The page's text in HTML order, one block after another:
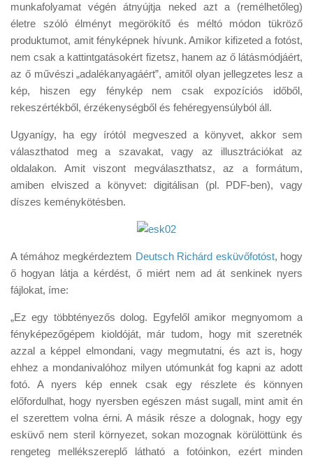
munkafolyamat végén átnyújtja neked azt a (remélhetőleg)
életre szóló élményt megörökítő és méltó módon tükröző
produktumot, amit fényképnek hívunk. Amikor kifizeted a fotóst,
nem csak a kattintgatásokért fizetsz, hanem az ő látásmódjáért,
az ő művészi „adalékanyagáért”, amitől olyan jellegzetes lesz a
kép, hiszen egy fénykép nem csak expozíciós időből,
rekeszértékből, érzékenységből és fehéregyensúlyból áll.
Ugyanígy, ha egy írótól megveszed a könyvet, akkor sem
választhatod meg a szavakat, vagy az illusztrációkat az
oldalakon. Amit viszont megválaszthatsz, az a formátum,
amiben elviszed a könyvet: digitálisan (pl. PDF-ben), vagy
díszes keménykötésben.
A témához megkérdeztem Deutsch Richárd esküvőfotóst, hogy
ő hogyan látja a kérdést, ő miért nem ad át senkinek nyers
fájlokat, íme:
„Ez egy többtényezős dolog. Egyfelől amikor megnyomom a
fényképezőgépem kioldóját, már tudom, hogy mit szeretnék
azzal a képpel elmondani, vagy megmutatni, és azt is, hogy
ehhez a mondanivalóhoz milyen utómunkát fog kapni az adott
fotó. A nyers kép ennek csak egy részlete és könnyen
előfordulhat, hogy nyersben egészen mást sugall, mint amit én
el szerettem volna érni. A másik része a dolognak, hogy egy
esküvő nem steril környezet, sokan mozognak körülöttünk és
rengeteg mellékszereplő látható a fotóinkon, ezért minden